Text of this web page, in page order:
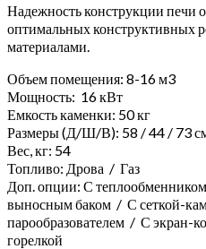
Надежность конструкции печи
оптимальных конструктивных
материалами.
Объем помещения: 8-16 м3
Мощность: 16 кВт
Емкость каменки: 50 кг
Размеры (Д/Ш/В): 58 / 44 / 73
Вес, кг: 54
Топливо: Дрова / Газ
Доп. опции: С
выносным баком / С сеткой-
парообразователем / С экран-
горелкой